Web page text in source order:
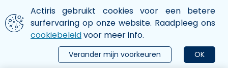
Aller au contenu principal
We gebruiken cookies
Actiris gebruikt cookies voor een betere
surfervaring op onze website. Raadpleeg ons
cookiebeleidvoor meer info.
OK
Verander mijn voorkeuren
le menu